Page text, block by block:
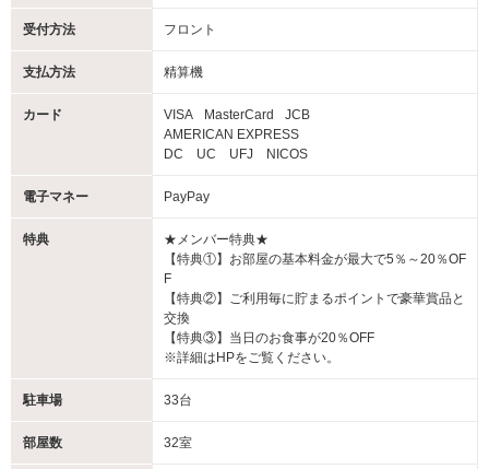
受付方法 フロント
支払方法 精算機
カード VISA MasterCard
JCB
AMERICAN EXPRESS
DC UC UFJ NICOS
電子マネー PayPay
特典
★メンバー特典★
【特典①】お部屋の基本料金が最大で5％～20％OF
F
【特典②】ご利用毎に貯まるポイントで豪華賞品と
交換
【特典③】当日のお食事が20％OFF
※詳細はHPをご覧ください。
駐車場 33台
部屋数 32室